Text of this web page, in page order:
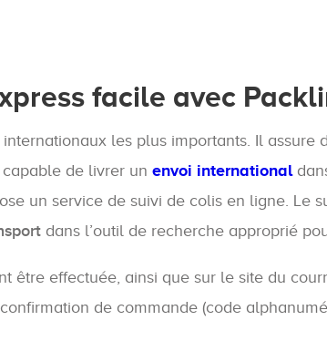
facile avec
internationaux les plus importants. Il assure
de livrer un envoi international
un service de suivi de colis en ligne. Le
dans l’outil de recherche approprié
être effectuée, ainsi que sur le site du
de commande (code